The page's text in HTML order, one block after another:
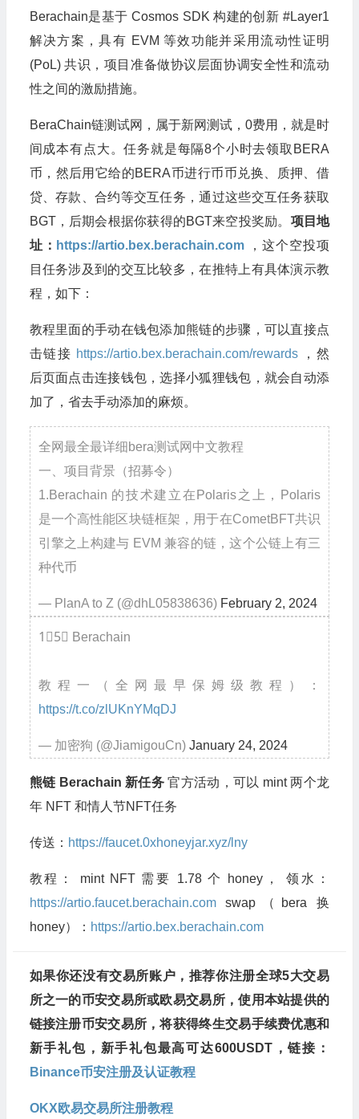
Berachain是基于 Cosmos SDK 构建的创新 #Layer1
解决方案，具有 EVM 等效功能并采用流动性证明
(PoL) 共识，项目准备做协议层面协调安全性和流动
性之间的激励措施。
BeraChain链测试网，属于新网测试，0费用，就是时
间成本有点大。任务就是每隔8个小时去领取BERA
币，然后用它给的BERA币进行币币兑换、质押、借
贷、存款、合约等交互任务，通过这些交互任务获取
BGT，后期会根据你获得的BGT来空投奖励。 项目地
址： https://artio.bex.berachain.com ，这个空投项
目任务涉及到的交互比较多，在推特上有具体演示教
程，如下：
教程里面的手动在钱包添加熊链的步骤，可以直接点
击链接 https://artio.bex.berachain.com/rewards，然
后页面点击连接钱包，选择小狐狸钱包，就会自动添
加了，省去手动添加的麻烦。
全网最全最详细bera测试网中文教程
一、项目背景（招募令）
1.Berachain 的技术建立在Polaris之上，Polaris
是一个高性能区块链框架，用于在CometBFT共识
引擎之上构建与 EVM 兼容的链，这个公链上有三
种代币
— PlanA to Z (@dhL05838636) February 2, 2024
1⃣5⃣ Berachain
教程一（全网最早保姆级教程）：
https://t.co/zlUKnYMqDJ
— 加密狗 (@JiamigouCn) January 24, 2024
熊链 Berachain 新任务官方活动，可以 mint 两个龙
年 NFT 和情人节NFT任务
传送： https://faucet.0xhoneyjar.xyz/lny
教程： mint NFT 需要 1.78 个 honey， 领水：
https://artio.faucet.berachain.comswap（bera 换
honey）： https://artio.bex.berachain.com
如果你还没有交易所账户，推荐你注册全球5大交易
所之一的币安交易所或欧易交易所，使用本站提供的
链接注册币安交易所，将获得终生交易手续费优惠和
新手礼包，新手礼包最高可达600USDT，链接：
Binance币安注册及认证教程
OKX欧易交易所注册教程